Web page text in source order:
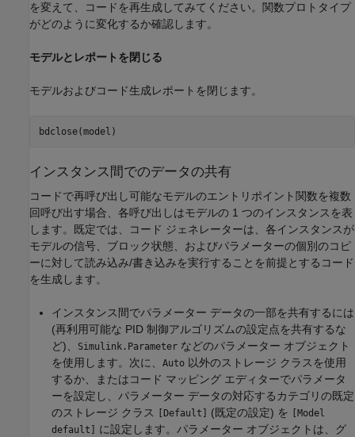
を変えて、コードを再生成してみてください。関数プロトタイプ
がどのように変化するか確認します。
モデルとレポートを閉じる
モデルおよびコード生成レポートを閉じます。
インスタンス間でのデータの共有
コードで再呼び出し可能なモデルのエントリポイント関数を複数
回呼び出す場合、各呼び出しはモデルの 1 つのインスタンスを表
します。既定では、コード ジェネレーターは、各インスタンスが
モデルの信号、ブロック状態、およびパラメーターの個別のコピ
ーに対して読み込み/書き込みを実行することを前提とするコード
を生成します。
インスタンス間でパラメーター データの一部を共有するには
(再利用可能な PID 制御アルゴリズムの設定点を共有するな
ど)、
Simulink.Parameter などのパラメーター オブジェクト
を使用します。次に、 Auto 以外のストレージ クラスを使用
するか、またはコード マッピング エディターでパラメータ
ーを設定し、パラメーター データの対応するカテゴリの既定
のストレージ クラス
[Default] (既定の設定) を
[Model
default]
に設定します。パラメーター オブジェクトは、グ